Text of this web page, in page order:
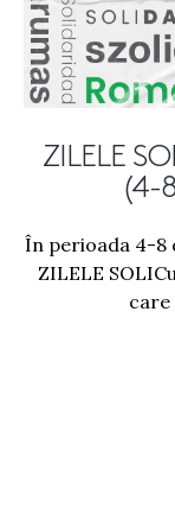
ZILELE
(4-
În perioada 4-8
ZILELE